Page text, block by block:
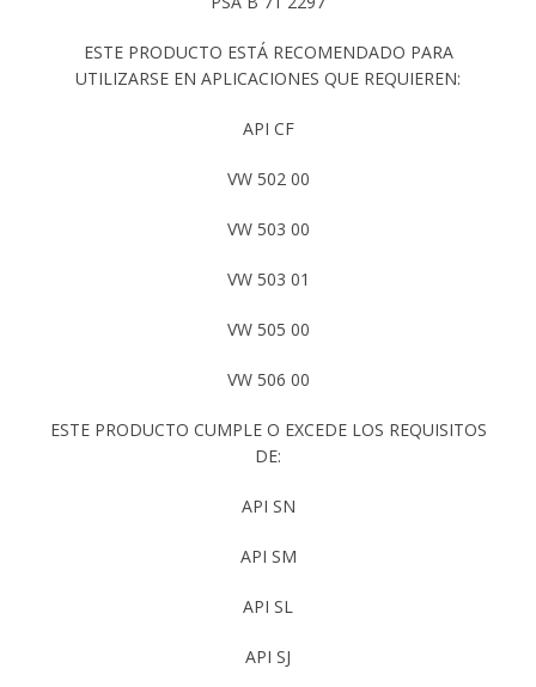
ESTE PRODUCTO ESTÁ RECOMENDADO PARA
UTILIZARSE EN APLICACIONES QUE REQUIEREN:
API CF
VW 502 00
VW 503 00
VW 503 01
VW 505 00
VW 506 00
ESTE PRODUCTO CUMPLE O EXCEDE LOS REQUISITOS
DE:
API SN
API SM
API SL
API SJ